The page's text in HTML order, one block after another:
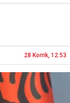
28 Korrik, 12:53